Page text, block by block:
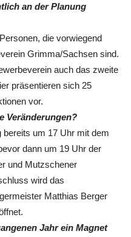
an der Planung
die vorwiegend
Grimma/Sachsen sind.
auch das zweite
präsentieren sich 25
vor.
Veränderungen?
bereits um 17 Uhr mit dem
dann um 19 Uhr der
und Mutzschener
wird das
Matthias Berger
Jahr ein Magnet